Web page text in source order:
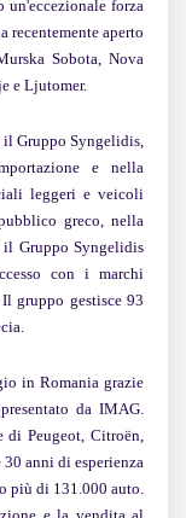
un'eccezionale forza
recentemente aperto
Sobota, Nova
e Ljutomer.
il Gruppo Syngelidis,
e nella
leggeri e veicoli
greco, nella
Gruppo Syngelidis
con i marchi
gruppo gestisce 93
in Romania grazie
da IMAG.
Peugeot, Citroën,
anni di esperienza
più di 131.000 auto.